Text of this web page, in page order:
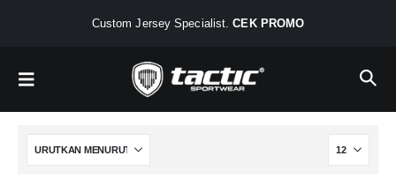
Custom Jersey Specialist.CEK PROMO